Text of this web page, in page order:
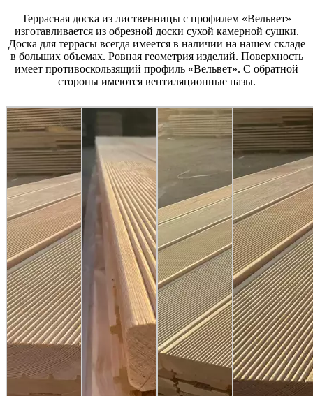
Террасная доска из лиственницы с профилем «Вельвет»
изготавливается из обрезной доски сухой камерной сушки.
Доска для террасы всегда имеется в наличии на нашем складе
в больших объемах. Ровная геометрия изделий. Поверхность
имеет противоскользящий профиль «Вельвет». С обратной
стороны имеются вентиляционные пазы.